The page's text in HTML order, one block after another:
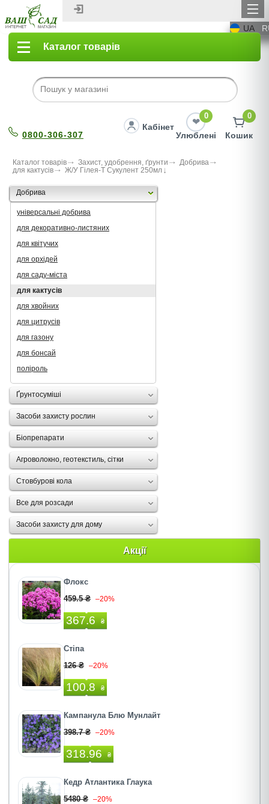
UA
Каталог товарів
0800-306-307
Кабінет
0
Улюблені
0
Кошик
Каталог товарів Захист, удобрення, ґрунти
Добрива
для кактусів
Ж/У Гілея-Т Сукулент 250мл
Добрива
універсальні добрива
для декоративно-листяних
для квітучих
для орхідей
для саду-міста
для кактусів
для хвойних
для цитрусів
для газону
для бонсай
поліроль
Ґрунтосуміші
Засоби захисту рослин
Біопрепарати
Агроволокно, геотекстиль, сітки
Стовбурові кола
Все для розсади
Засоби захисту для дому
Акції
Флокс
459.5 ₴ –20%
367.6 ₴
Стiпа
126 ₴ –20%
100.8 ₴
Кампанула Блю Мунлайт
398.7 ₴ –20%
318.96 ₴
Кедр Атлантика Глаука
5480 ₴ –20%